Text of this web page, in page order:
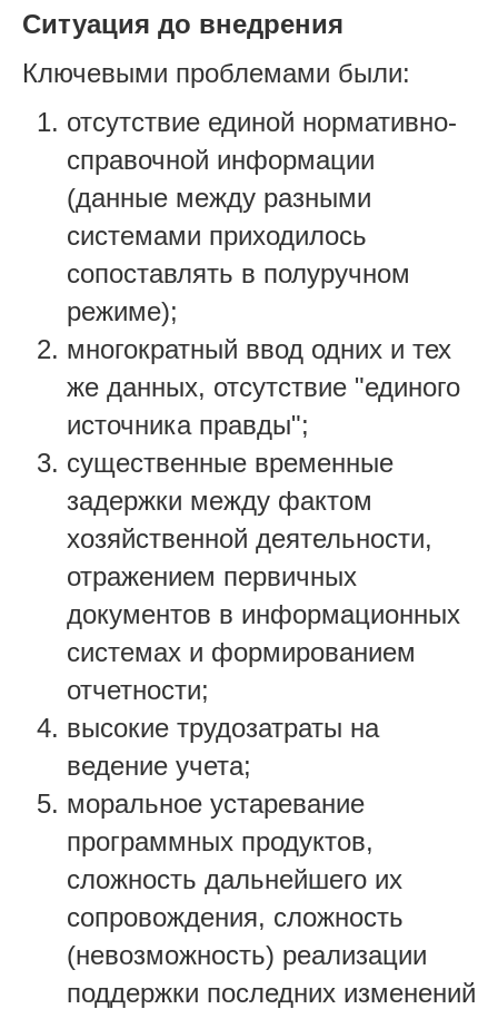
Ситуация до внедрения
Ключевыми проблемами были:
отсутствие единой нормативно-
справочной информации
(данные между разными
системами приходилось
сопоставлять в полуручном
режиме);
многократный ввод одних и тех
же данных, отсутствие "единого
источника правды";
существенные временные
задержки между фактом
хозяйственной деятельности,
отражением первичных
документов в информационных
системах и формированием
отчетности;
высокие трудозатраты на
ведение учета;
моральное устаревание
программных продуктов,
сложность дальнейшего их
сопровождения, сложность
(невозможность) реализации
поддержки последних изменений